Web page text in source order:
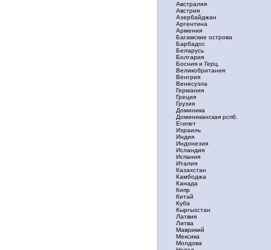
Австралия
Австрия
Азербайджан
Аргентина
Армения
Багамские острова
Барбадос
Беларусь
Болгария
Босния и Герц.
Великобритания
Венгрия
Венесуэла
Германия
Греция
Грузия
Доминика
Доминиканская рспб.
Египет
Израиль
Индия
Индонезия
Исландия
Испания
Италия
Казахстан
Камбоджа
Канада
Кипр
Китай
Куба
Кыргызстан
Латвия
Литва
Маврикий
Мексика
Молдова